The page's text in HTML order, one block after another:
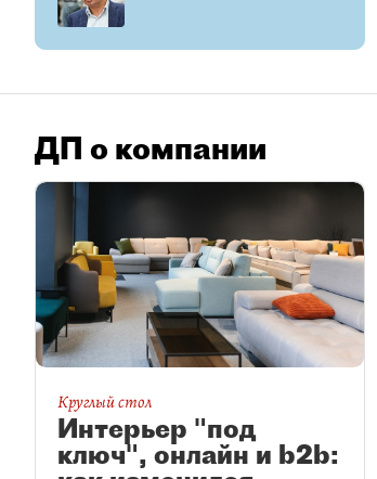
ДП о компании
Круглый стол
Интерьер "под
ключ", онлайн и b2b: